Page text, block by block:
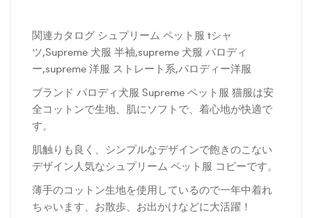
関連カタログ シュプリーム ペット服 tシャ
ツ,Supreme 犬服 半袖,supreme 犬服 パロディ
ー,supreme 洋服 ストレート系,パロディー洋服
ブランド パロディ犬服 Supreme ペット服 猫服は安
全コットンで生地、肌にソフトで、着心地が快適で
す。
肌触りも良く、シンプルなデザインで飽きのこない
デザイン人気なシュプリーム ペット服 コピーです。
薄手のコットン生地を使用しているので一年中着れ
ちゃいます、お散歩、お出かけなどに大活躍！